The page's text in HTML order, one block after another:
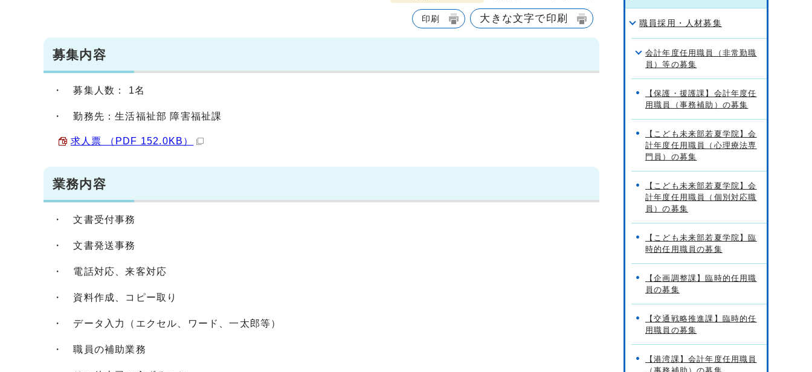
印刷 大きな文字で印刷
募集内容
・ 募集人数： 1名
・ 勤務先：生活福祉部 障害福祉課
求人票 （PDF 152.0KB）
業務内容
・ 文書受付事務
・ 文書発送事務
・ 電話対応、来客対応
・ 資料作成、コピー取り
・ データ入力（エクセル、ワード、一太郎等）
・ 職員の補助業務
職員採用・人材募集
会計年度任用職員（非常勤職
員）等の募集
【保護・援護課】会計年度任
用職員（事務補助）の募集
【こども未来部若夏学院】会
計年度任用職員（心理療法専
門員）の募集
【こども未来部若夏学院】会
計年度任用職員（個別対応職
員）の募集
【こども未来部若夏学院】臨
時的任用職員の募集
【企画調整課】臨時的任用職
員の募集
【交通戦略推進課】臨時的任
用職員の募集
【港湾課】会計年度任用職員